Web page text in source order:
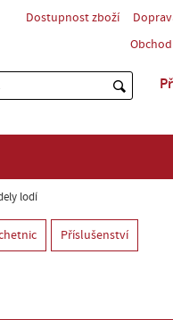
Dostupnost zboží
lodí
Příslušenství